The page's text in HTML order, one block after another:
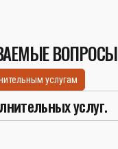
ВОПРОСЫ
услугам
услуг.